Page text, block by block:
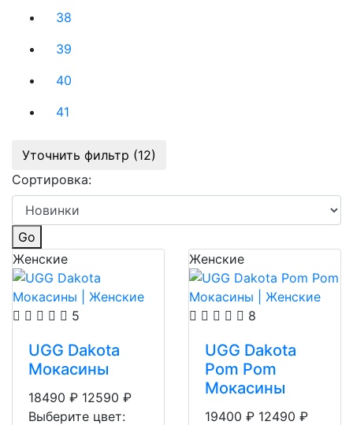
38
39
40
41
Уточнить фильтр (12)
Сортировка:
Go
Женские
5
UGG Dakota
Мокасины
18490 ₽ 12590 ₽
Выберите цвет:
Женские
8
UGG Dakota
Pom Pom
Мокасины
19400 ₽ 12490 ₽